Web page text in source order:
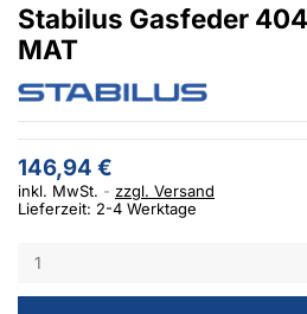
Stabilus Gasfeder
MAT
146,94 €
inkl. MwSt.
zzgl. Versand
Lieferzeit: 2-4 Werktage